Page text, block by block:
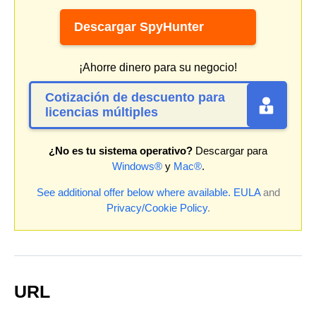
Descargar SpyHunter
¡Ahorre dinero para su negocio!
Cotización de descuento para
licencias múltiples
¿No es tu sistema operativo? Descargar para
Windows®y Mac®.
See additional offer below where available. EULAand
Privacy/Cookie Policy.
URL